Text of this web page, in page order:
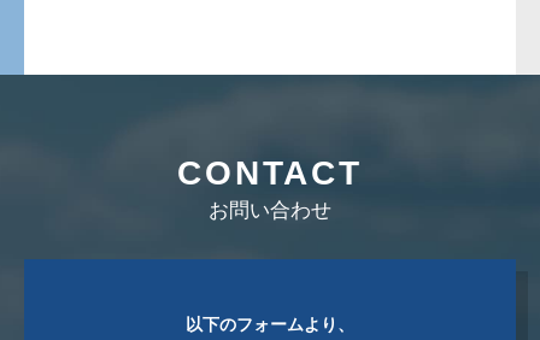
CONTACT
お問い合わせ
以下のフォームより、